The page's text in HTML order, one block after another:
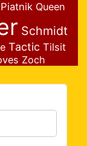
Piatnik Queen
Schmidt
Tactic Tilsit
Zoch